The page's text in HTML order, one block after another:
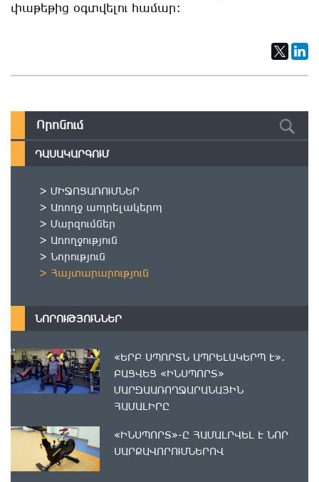
փաթեթից օգտվելու համար:
ԴԱՍԱԿԱՐԳՈՒՄ
> ՄԻՋՈՑԱՌՈՒՄՆԵՐ
> Առողջ ապրելակերպ
> Մարզումներ
> Առողջություն
> Նորություն
> Հայտարարություն
ՆՈՐՈՒԹՅՈՒՆՆԵՐ
«ԵՐԲ ՍՊՈՐՏՆ ԱՊՐԵԼԱԿԵՐՊ Է».
ԲԱՑՎԵՑ «ԻՆՍՊՈՐՏ»
ՄԱՐԶԱԱՌՈՂՋԱՐԱՆԱՅԻՆ
ՀԱՄԱԼԻՐԸ
«ԻՆՍՊՈՐՏ»-Ը ՀԱՄԱԼՐՎԵԼ Է ՆՈՐ
ՍԱՐՔԱՎՈՐՈՒՄՆԵՐՈՎ